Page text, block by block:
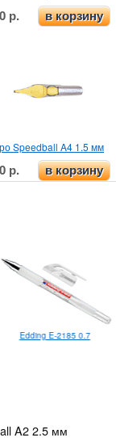
р. в корзину
Speedball A4 1.5 мм
р. в корзину
Edding E-2185 0.7
A2 2.5 мм